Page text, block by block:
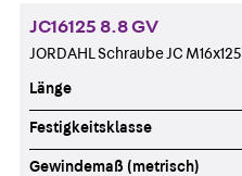
JC16125 8.8 GV
JORDAHL Schraube JC M16x125
Länge
Festigkeitsklasse
Gewindemaß (metrisch)